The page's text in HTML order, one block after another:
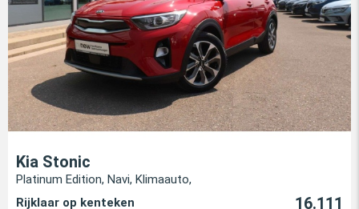
Kia Stonic
Platinum Edition, Navi, Klimaauto,
Rijklaar op kenteken
16.111